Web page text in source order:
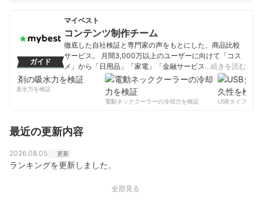
ガイド
マイベスト
コンテンツ制作チーム
徹底した自社検証と専門家の声をもとにした、商品比較
サービス。 月間3,000万以上のユーザーに向けて「コス
メ」から「日用品」「家電」「金融サービス」まで、ベ
ストな商品を選んでもらうために、毎日コンテンツを制
コンテンツ制作チームのプロフィール
…続きを読む
の吸水力を検証
電動ネッククーラーの冷却力を検証
USBタイプCケー
最近の更新内容
2026.08.05 更新
ランキングを更新しました。
全部見る